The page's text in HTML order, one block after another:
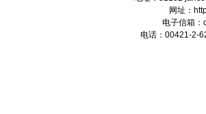
网址：
电子信箱：
电话：00421-2-